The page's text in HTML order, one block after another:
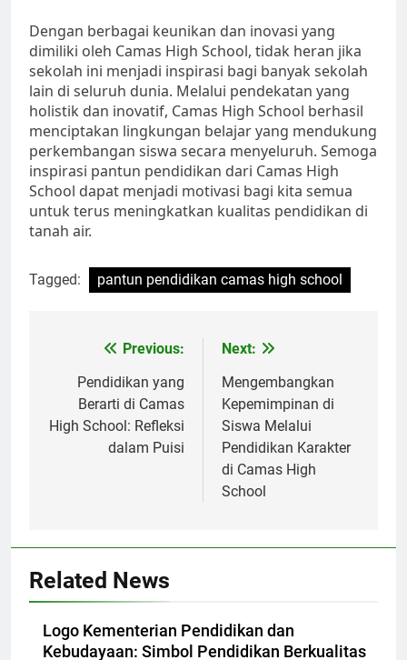
Dengan berbagai keunikan dan inovasi yang
dimiliki oleh Camas High School, tidak heran jika
sekolah ini menjadi inspirasi bagi banyak sekolah
lain di seluruh dunia. Melalui pendekatan yang
holistik dan inovatif, Camas High School berhasil
menciptakan lingkungan belajar yang mendukung
perkembangan siswa secara menyeluruh. Semoga
inspirasi pantun pendidikan dari Camas High
School dapat menjadi motivasi bagi kita semua
untuk terus meningkatkan kualitas pendidikan di
tanah air.
Tagged: pantun pendidikan camas high school
Navigasi
pos
Previous:
Pendidikan yang
Berarti di Camas
High School: Refleksi
dalam Puisi
Next:
Mengembangkan
Kepemimpinan di
Siswa Melalui
Pendidikan Karakter
di Camas High
School
Related News
Logo Kementerian Pendidikan dan
Kebudayaan: Simbol Pendidikan Berkualitas